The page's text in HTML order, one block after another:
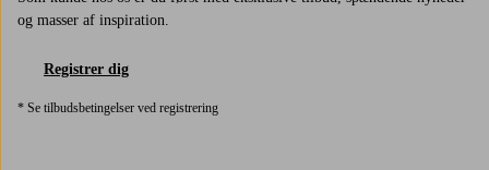
og masser af inspiration.
Registrer dig
* Se tilbudsbetingelser ved registrering